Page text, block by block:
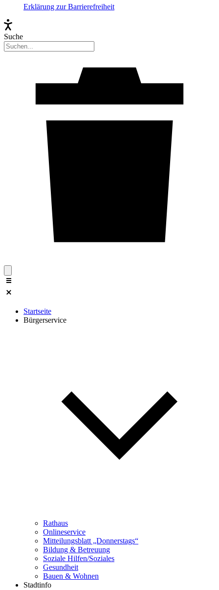
Erklärung zur Barrierefreiheit
Suche
Startseite
Bürgerservice
Rathaus
Onlineservice
Mitteilungsblatt „Donnerstags“
Bildung & Betreuung
Soziale Hilfen/Soziales
Gesundheit
Bauen & Wohnen
Stadtinfo